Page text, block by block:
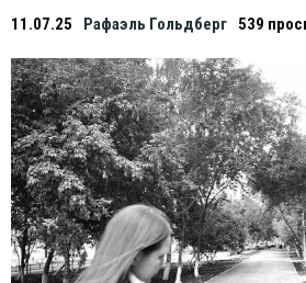
11.07.25 Рафаэль Гольдберг 539